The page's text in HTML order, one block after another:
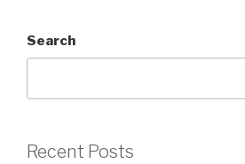
Search
Recent Posts